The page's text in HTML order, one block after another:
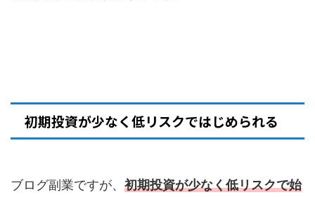
初期投資が少なく低リスクではじめられる
ブログ副業ですが、 初期投資が少なく低リスクで始